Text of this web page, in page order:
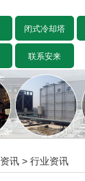
闭式冷却塔
联系安来
讯> 行业资讯